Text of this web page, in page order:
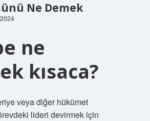
Ne Demek
ne
kısaca?
veya diğer hükümet
lideri devirmek için